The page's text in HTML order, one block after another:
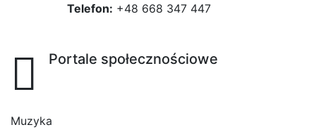
Telefon: +48 668 347 447
Portale społecznościowe
Muzyka